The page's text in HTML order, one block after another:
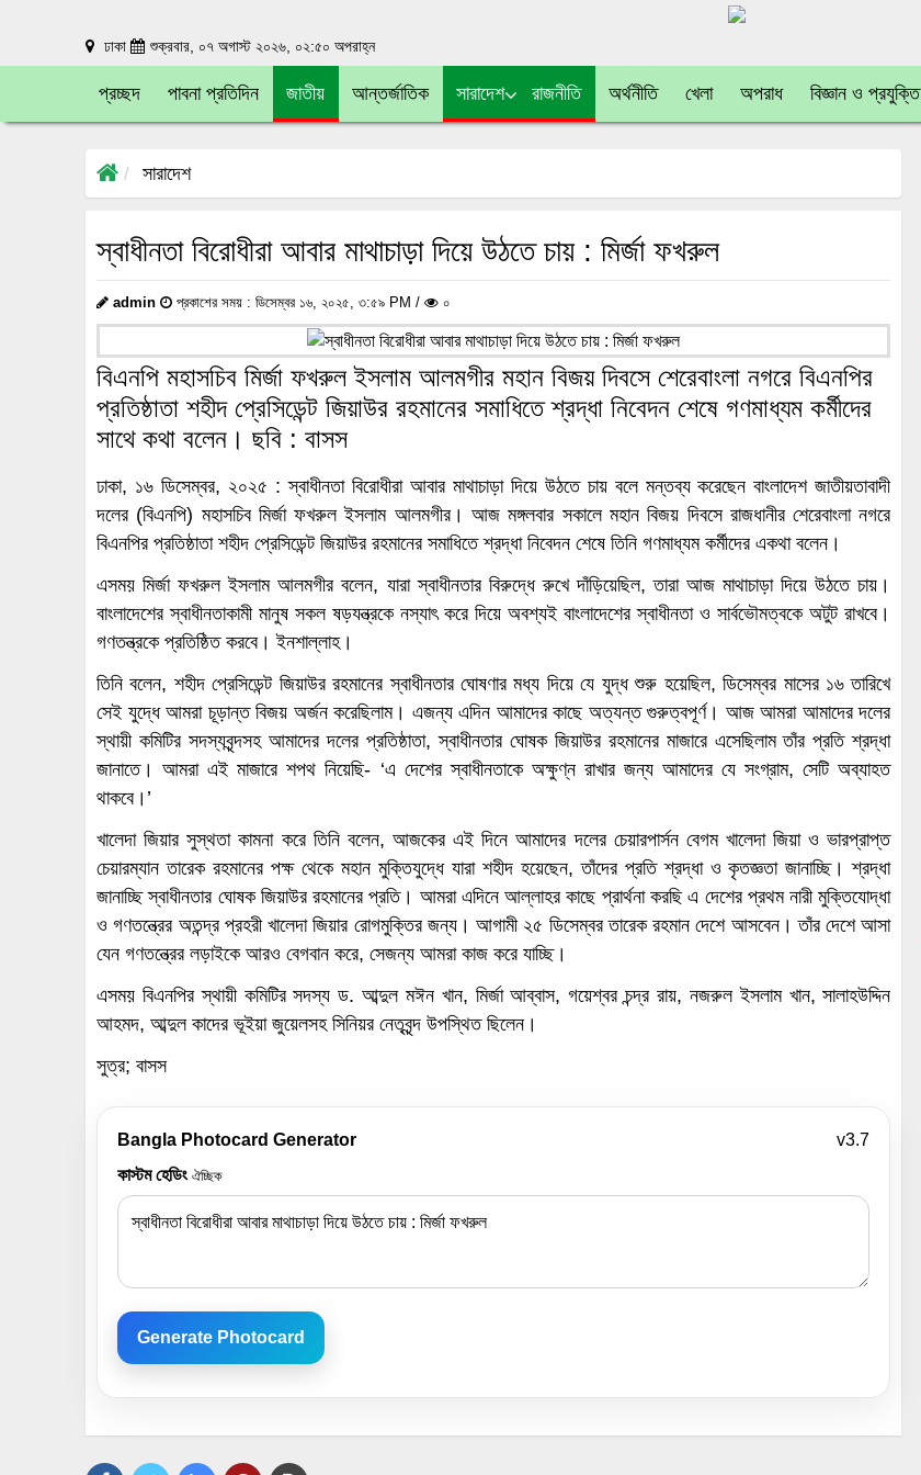
ঢাকা শুক্রবার, ০৭ অগাস্ট ২০২৬, ০২:৫০ অপরাহ্ন
প্রচ্ছদ পাবনা প্রতিদিন জাতীয় আন্তর্জাতিক সারাদেশ রাজনীতি অর্থনীতি খেলা অপরাধ বিজ্ঞান ও প্রযুক্তি
সারাদেশ
স্বাধীনতা বিরোধীরা আবার মাথাচাড়া দিয়ে উঠতে চায় : মির্জা ফখরুল
admin প্রকাশের সময় : ডিসেম্বর ১৬, ২০২৫, ৩:৫৯ PM / ০
বিএনপি মহাসচিব মির্জা ফখরুল ইসলাম আলমগীর মহান বিজয় দিবসে শেরেবাংলা নগরে বিএনপির
প্রতিষ্ঠাতা শহীদ প্রেসিডেন্ট জিয়াউর রহমানের সমাধিতে শ্রদ্ধা নিবেদন শেষে গণমাধ্যম কর্মীদের
সাথে কথা বলেন। ছবি : বাসস
ঢাকা, ১৬ ডিসেম্বর, ২০২৫ : স্বাধীনতা বিরোধীরা আবার মাথাচাড়া দিয়ে উঠতে চায় বলে মন্তব্য করেছেন বাংলাদেশ জাতীয়তাবাদী
দলের (বিএনপি) মহাসচিব মির্জা ফখরুল ইসলাম আলমগীর। আজ মঙ্গলবার সকালে মহান বিজয় দিবসে রাজধানীর শেরেবাংলা নগরে
বিএনপির প্রতিষ্ঠাতা শহীদ প্রেসিডেন্ট জিয়াউর রহমানের সমাধিতে শ্রদ্ধা নিবেদন শেষে তিনি গণমাধ্যম কর্মীদের একথা বলেন।
এসময় মির্জা ফখরুল ইসলাম আলমগীর বলেন, যারা স্বাধীনতার বিরুদ্ধে রুখে দাঁড়িয়েছিল, তারা আজ মাথাচাড়া দিয়ে উঠতে চায়।
বাংলাদেশের স্বাধীনতাকামী মানুষ সকল ষড়যন্ত্রকে নস্যাৎ করে দিয়ে অবশ্যই বাংলাদেশের স্বাধীনতা ও সার্বভৌমত্বকে অটুট রাখবে।
গণতন্ত্রকে প্রতিষ্ঠিত করবে। ইনশাল্লাহ।
তিনি বলেন, শহীদ প্রেসিডেন্ট জিয়াউর রহমানের স্বাধীনতার ঘোষণার মধ্য দিয়ে যে যুদ্ধ শুরু হয়েছিল, ডিসেম্বর মাসের ১৬ তারিখে
সেই যুদ্ধে আমরা চূড়ান্ত বিজয় অর্জন করেছিলাম। এজন্য এদিন আমাদের কাছে অত্যন্ত গুরুত্বপূর্ণ। আজ আমরা আমাদের দলের
স্থায়ী কমিটির সদস্যবৃন্দসহ আমাদের দলের প্রতিষ্ঠাতা, স্বাধীনতার ঘোষক জিয়াউর রহমানের মাজারে এসেছিলাম তাঁর প্রতি শ্রদ্ধা
জানাতে। আমরা এই মাজারে শপথ নিয়েছি- ‘এ দেশের স্বাধীনতাকে অক্ষুণ্ন রাখার জন্য আমাদের যে সংগ্রাম, সেটি অব্যাহত
থাকবে।’
খালেদা জিয়ার সুস্থতা কামনা করে তিনি বলেন, আজকের এই দিনে আমাদের দলের চেয়ারপার্সন বেগম খালেদা জিয়া ও ভারপ্রাপ্ত
চেয়ারম্যান তারেক রহমানের পক্ষ থেকে মহান মুক্তিযুদ্ধে যারা শহীদ হয়েছেন, তাঁদের প্রতি শ্রদ্ধা ও কৃতজ্ঞতা জানাচ্ছি। শ্রদ্ধা
জানাচ্ছি স্বাধীনতার ঘোষক জিয়াউর রহমানের প্রতি। আমরা এদিনে আল্লাহর কাছে প্রার্থনা করছি এ দেশের প্রথম নারী মুক্তিযোদ্ধা
ও গণতন্ত্রের অতন্দ্র প্রহরী খালেদা জিয়ার রোগমুক্তির জন্য। আগামী ২৫ ডিসেম্বর তারেক রহমান দেশে আসবেন। তাঁর দেশে আসা
যেন গণতন্ত্রের লড়াইকে আরও বেগবান করে, সেজন্য আমরা কাজ করে যাচ্ছি।
এসময় বিএনপির স্থায়ী কমিটির সদস্য ড. আব্দুল মঈন খান, মির্জা আব্বাস, গয়েশ্বর চন্দ্র রায়, নজরুল ইসলাম খান, সালাহউদ্দিন
আহমদ, আব্দুল কাদের ভূইয়া জুয়েলসহ সিনিয়র নেতৃবৃন্দ উপস্থিত ছিলেন।
সুত্র; বাসস
Bangla Photocard Generator
v3.7
কাস্টম হেডিং ঐচ্ছিক
Generate Photocard